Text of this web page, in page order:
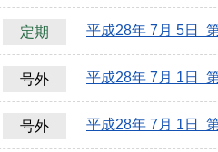
定期 平成28年 7月 5日
号外 平成28年 7月 1日
号外 平成28年 7月 1日